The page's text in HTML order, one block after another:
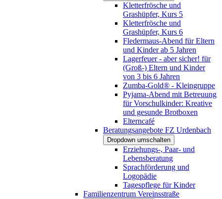
Kletterfrösche und
Grashüpfer, Kurs 5
Kletterfrösche und
Grashüpfer, Kurs 6
Fledermaus-Abend für Eltern
und Kinder ab 5 Jahren
Lagerfeuer - aber sicher! für
(Groß-) Eltern und Kinder
von 3 bis 6 Jahren
Zumba-Gold® - Kleingruppe
Pyjama-Abend mit Betreuung
für Vorschulkinder: Kreative
und gesunde Brotboxen
Elterncafé
Beratungsangebote FZ Urdenbach
Dropdown umschalten
Erziehungs-, Paar- und
Lebensberatung
Sprachförderung und
Logopädie
Tagespflege für Kinder
Familienzentrum Vereinsstraße